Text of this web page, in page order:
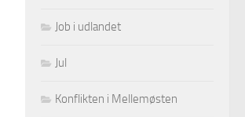
Job i udlandet
Jul
Konflikten i Mellemøsten